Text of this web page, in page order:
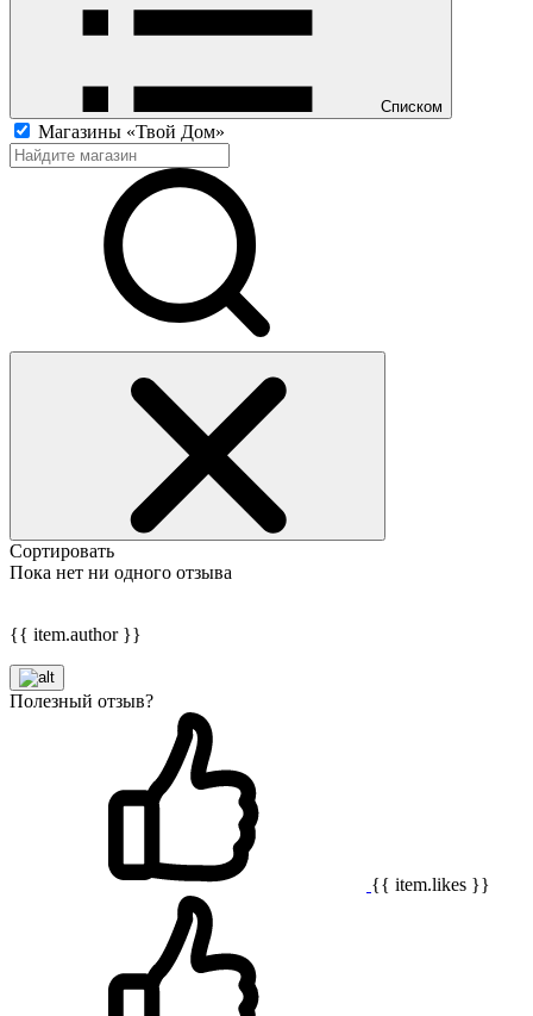
Списком
Магазины «Твой Дом»
Сортировать
Пока нет ни одного отзыва
{{ item.author }}
Полезный отзыв?
{{ item.likes }}